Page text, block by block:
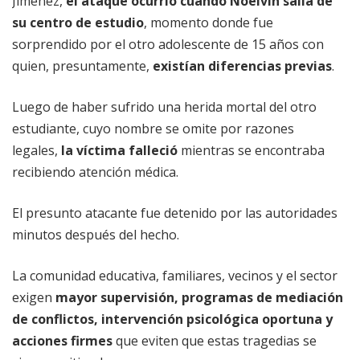
su centro de estudio, momento donde fue
sorprendido por el otro adolescente de 15 años con
quien, presuntamente, existían diferencias previas.
Luego de haber sufrido una herida mortal del otro
estudiante, cuyo nombre se omite por razones
legales, la víctima falleció mientras se encontraba
recibiendo atención médica.
El presunto atacante fue detenido por las autoridades
minutos después del hecho.
La comunidad educativa, familiares, vecinos y el sector
exigen mayor supervisión, programas de mediación
de conflictos, intervención psicológica oportuna y
acciones firmesque eviten que estas tragedias se